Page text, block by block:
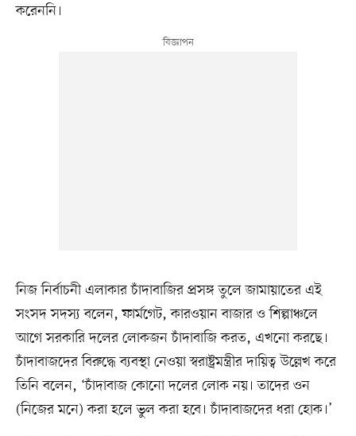
করেননি।
নিজ নির্বাচনী এলাকার চাঁদাবাজির প্রসঙ্গ তুলে জামায়াতের এই
সংসদ সদস্য বলেন, ফার্মগেট, কারওয়ান বাজার ও শিল্পাঞ্চলে
আগে সরকারি দলের লোকজন চাঁদাবাজি করত, এখনো করছে।
চাঁদাবাজদের বিরুদ্ধে ব্যবস্থা নেওয়া স্বরাষ্ট্রমন্ত্রীর দায়িত্ব উল্লেখ করে
তিনি বলেন, ‘চাঁদাবাজ কোনো দলের লোক নয়। তাদের ওন
(নিজের মনে) করা হলে ভুল করা হবে। চাঁদাবাজদের ধরা হোক।’